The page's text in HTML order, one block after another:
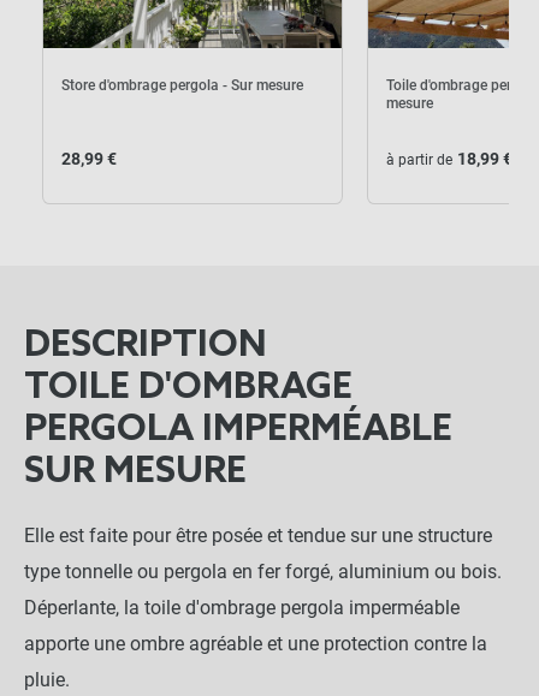
Store d'ombrage pergola - Sur mesure
28,99 €
Toile d'ombrage
mesure
à partir de 18,99 €
DESCRIPTION
TOILE D'OMBRAGE
PERGOLA IMPERMÉABLE
SUR MESURE
Elle est faite pour être posée et tendue sur une structure
type tonnelle ou pergola en fer forgé, aluminium ou bois.
Déperlante, la toile d'ombrage pergola imperméable
apporte une ombre agréable et une protection contre la
pluie.